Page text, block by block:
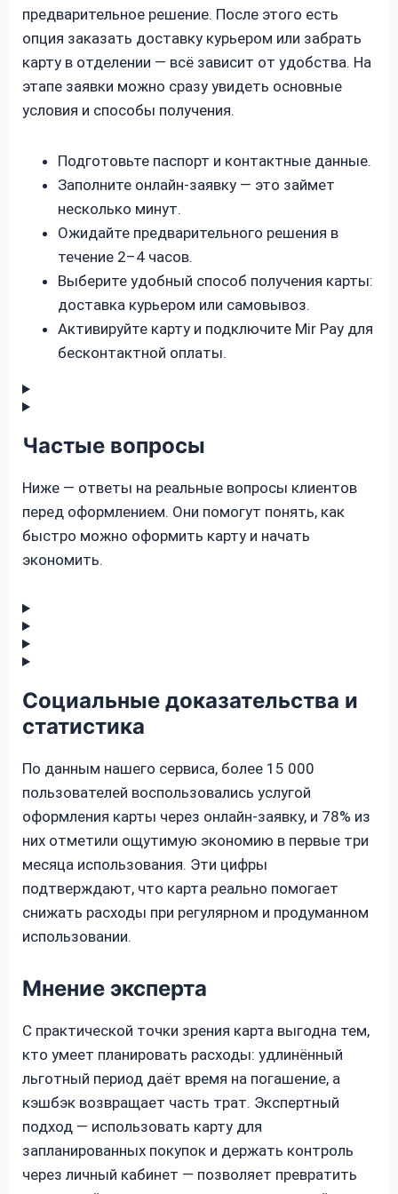
предварительное решение. После этого есть
опция заказать доставку курьером или забрать
карту в отделении — всё зависит от удобства. На
этапе заявки можно сразу увидеть основные
условия и способы получения.
Подготовьте паспорт и контактные данные.
Заполните онлайн-заявку — это займет
несколько минут.
Ожидайте предварительного решения в
течение 2–4 часов.
Выберите удобный способ получения карты:
доставка курьером или самовывоз.
Активируйте карту и подключите Mir Pay для
бесконтактной оплаты.
Частые вопросы
Ниже — ответы на реальные вопросы клиентов
перед оформлением. Они помогут понять, как
быстро можно оформить карту и начать
экономить.
Социальные доказательства и
статистика
По данным нашего сервиса, более 15 000
пользователей воспользовались услугой
оформления карты через онлайн-заявку, и 78% из
них отметили ощутимую экономию в первые три
месяца использования. Эти цифры
подтверждают, что карта реально помогает
снижать расходы при регулярном и продуманном
использовании.
Мнение эксперта
С практической точки зрения карта выгодна тем,
кто умеет планировать расходы: удлинённый
льготный период даёт время на погашение, а
кэшбэк возвращает часть трат. Экспертный
подход — использовать карту для
запланированных покупок и держать контроль
через личный кабинет — позволяет превратить